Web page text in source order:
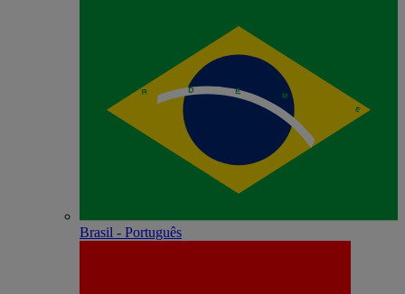
Brasil - Português